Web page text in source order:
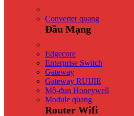
Converter quang
Đầu Mạng
Edgecore
Enterprise Switch
Gateway
Gateway RUIJIE
Mô-đun Honeywell
Module quang
Router Wifi